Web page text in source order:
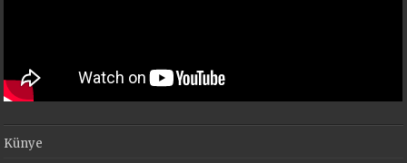
Künye